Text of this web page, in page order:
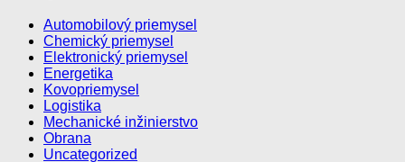
Automobilový priemysel
Chemický priemysel
Elektronický priemysel
Energetika
Kovopriemysel
Logistika
Mechanické inžinierstvo
Obrana
Uncategorized